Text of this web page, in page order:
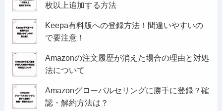
枚以上追加する方法
Keepa有料版への登録方法！間違いやすいの
で要注意！
Amazonの注文履歴が消えた場合の理由と対処
法について
Amazonグローバルセリングに勝手に登録？確
認・解約方法は？